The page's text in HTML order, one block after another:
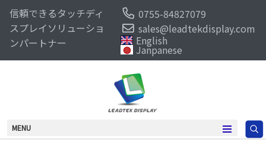
信頼できるタッチディ
スプレイソリューショ
ンパートナー
0755-84827079
sales@leadtekdisplay.com
English
Janpanese
MENU